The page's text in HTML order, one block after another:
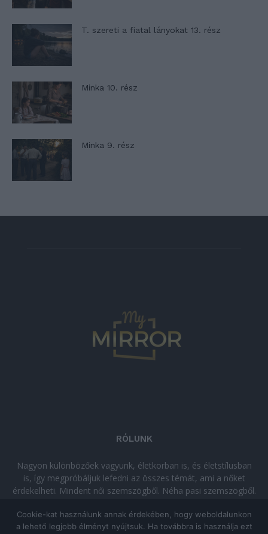
T. szereti a fiatal lányokat 13. rész
Minka 10. rész
Minka 9. rész
RÓLUNK
Nagyon különbözőek vagyunk, életkorban is, és életstílusban
is, így megpróbáljuk lefedni az összes témát, ami a nőket
érdekelheti. Mindent női szemszögből. Néha pasi szemszögből.
kikapcsolódásra vágysz!
Cookie-kat használunk annak érdekében, hogy weboldalunkon
a lehető legjobb élményt nyújtsuk. Ha továbbra is használja ezt